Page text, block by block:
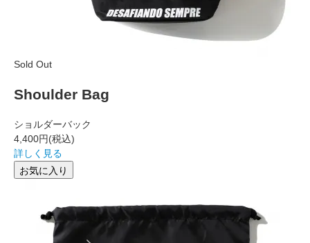
Sold Out
Shoulder Bag
ショルダーバック
4,400円(税込)
詳しく見る
お気に入り